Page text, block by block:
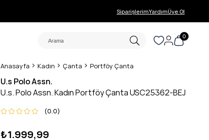
SiparişlerimYardımÜye Ol
0
Anasayfa Kadın Çanta Portföy Çanta
U.s Polo Assn.
U.s. Polo Assn. Kadın Portföy Çanta USC25362-BEJ
0.0
₺1.999,99